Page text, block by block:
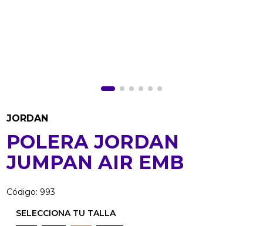
JORDAN
POLERA JORDAN
JUMPAN AIR EMB
Código: 993